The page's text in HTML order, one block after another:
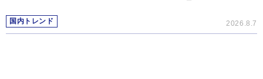
国内トレンド 2026.8.7